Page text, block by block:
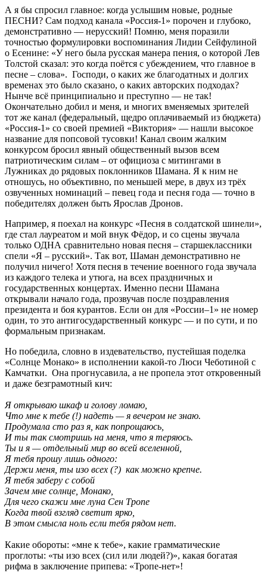
А я бы спросил главное: когда услышим новые, родные
ПЕСНИ? Сам подход канала «Россия-1» порочен и глубоко,
демонстративно — нерусский! Помню, меня поразили
точностью формулировки воспоминания Лидии Сейфулиной
о Есенине: «У него была русская манера пения, о которой Лев
Толстой сказал: это когда поётся с убеждением, что главное в
песне – слова». Господи, о каких же благодатных и долгих
временах это было сказано, о каких авторских подходах?
Нынче всё принципиально и преступно — не так!
Окончательно добил и меня, и многих вменяемых зрителей
тот же канал (федеральный, щедро оплачиваемый из бюджета)
«Россия-1» со своей премией «Виктория» — нашли высокое
название для попсовой тусовки! Канал своим жалким
конкурсом бросил явный общественный вызов всем
патриотическим силам – от официоза с митингами в
Лужниках до рядовых поклонников Шамана. Я к ним не
отношусь, но объективно, по меньшей мере, в двух из трёх
озвученных номинаций – певец года и песня года — точно в
победителях должен быть Ярослав Дронов.
Например, я поехал на конкурс «Песня в солдатской шинели»,
где стал лауреатом и мой внук Фёдор, и со сцены звучала
только ОДНА сравнительно новая песня – старшеклассники
спели «Я – русский». Так вот, Шаман демонстративно не
получил ничего! Хотя песня в течение военного года звучала
из каждого телека и утюга, на всех праздничных и
государственных концертах. Именно песни Шамана
открывали начало года, прозвучав после поздравления
президента и боя курантов. Если он для «России–1» не номер
один, то это антигосударственный конкурс — и по сути, и по
формальным признакам.
Но победила, словно в издевательство, пустейшая поделка
«Солнце Монако» в исполнении какой-то Люси Чеботиной с
Камчатки. Она прогнусавила, а не пропела этот откровенный
и даже безграмотный кич:
Я открываю шкаф и голову ломаю,
Что мне к тебе (!) надеть — я вечером не знаю.
Продумала сто раз я, как попрощаюсь,
И ты так смотришь на меня, что я теряюсь.
Ты и я — отдельный мир во всей вселенной,
Я тебя прошу лишь одного:
Держи меня, ты изо всех (?) как можно крепче.
Я тебя заберу с собой
Зачем мне солнце, Монако,
Для чего скажи мне луна Сен Тропе
Когда твой взгляд светит ярко,
В этом смысла ноль если тебя рядом нет.
Какие обороты: «мне к тебе», какие грамматические
проглоты: «ты изо всех (сил или людей?)», какая богатая
рифма в заключение припева: «Тропе-нет»!